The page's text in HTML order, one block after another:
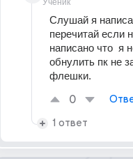
Ученик
Слушай я
перечитай если
написано что  я
обнулить пк не
флешки.
0
1 ответ